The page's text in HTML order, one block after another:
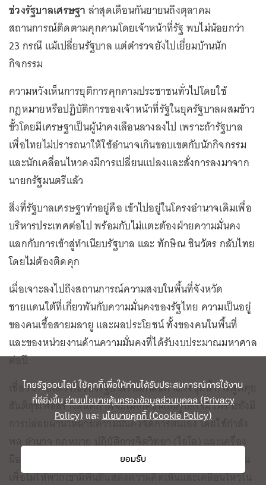
ช่วงรัฐบาลเศรษฐา ล่าสุดเดือนกันยายนถึงตุลาคม
สถานการณ์ติดตามคุกคามโดยเจ้าหน้าที่รัฐ พบไม่น้อยกว่า
23 กรณี แม้เปลี่ยนรัฐบาล แต่ตำรวจยังไปเยี่ยมบ้านนัก
กิจกรรม
ความหวังเห็นการยุติการคุกคามประชาชนทั่วไปโดยใช้
กฎหมายหรือปฏิบัติการของเจ้าหน้าที่รัฐในยุครัฐบาลผสมข้าว
ขั้วโดยมีเศรษฐาเป็นผู้นำคงเลือนลางลงไป เพราะถ้ารัฐบาล
เพื่อไทยไม่ปรารถนาให้ใช้อำนาจเกินขอบเขตกับนักกิจกรรม
และนักเคลื่อนไหวคงมีการเปลี่ยนแปลงและสั่งการลงมาจาก
นายกรัฐมนตรีแล้ว
สิ่งที่รัฐบาลเศรษฐาทำอยู่คือ เข้าไปอยู่ในโครงอำนาจเดิมเพื่อ
บริหารประเทศต่อไป พร้อมกับไม่แตะต้องฝ่ายความมั่นคง
แลกกับการเข้าสู่ทำเนียบรัฐบาล และ ทักษิณ ชินวัตร กลับไทย
โดยไม่ต้องติดคุก
เมื่อเจาะลงไปถึงสถานการณ์ความสงบในพื้นที่จังหวัด
ชายแดนใต้ที่เกี่ยวพันกับความมั่นคงของรัฐไทย ความเป็นอยู่
ของคนเชื้อสายมลายู และผลประโยชน์ ทั้งของคนในพื้นที่
และของหน่วยงานด้านความมั่นคงที่ได้รับงบประมาณมหาศาล
ต่อปี
เชื่อว่าภายใต้วาระของรัฐบาลรวมกันเฉพาะกิจชุดนี้ การพูดคุย
สันติสุขเพื่อสร้างสันติภาพจะไม่เกิดขึ้นเป็นรูปธรรม เพราะยังมี
การปล่อยผ่านให้ฝ่ายความมั่นคงจัดการตนเอง โดยใช้กำลัง
พล อำนาจ กฎหมาย ปฏิบัติการจิตวิทยา (ไอโอ) และเครื่อง
มือทุกอย่าง เพื่อสืบทอดการกดทับนักกิจกรรมและประชาชน
เพื่อไม่ให้พวกเขามีพื้นที่แสดงความคิดเห็นและเคลื่อนไหวใน
ไทยรัฐออนไลน์ ใช้คุกกี้เพื่อให้ท่านได้รับประสบการณ์การใช้งาน
ที่ดียิ่งขึ้นอ่านนโยบายคุ้มครองข้อมูลส่วนบุคคล (Privacy
Policy) และนโยบายคุกกี้ (Cookie Policy)
ยอมรับ